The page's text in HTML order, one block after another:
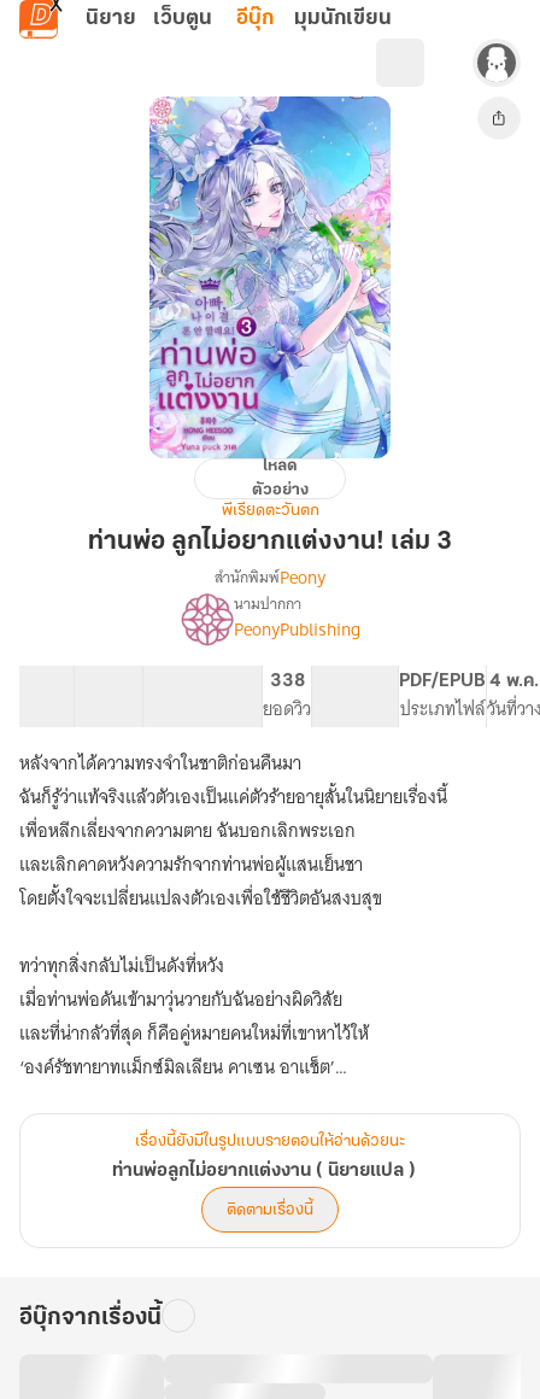
ข้ามไปยังเนื้อหาหลัก
นิยาย เว็บตูน อีบุ๊ก มุมนักเขียน
ลูก
แต่งงาน!
โหลด
ตัวอย่าง
พีเรียดตะวันตก
ท่านพ่อ ลูกไม่อยากแต่งงาน! เล่ม 3
เรื่อง
ท่าน
ลูก
ไม่
แต่งงาน
(
นิยาย
แปล
)
สำนักพิมพ์Peony
นามปากกา
PeonyPublishing
338
ยอดวิว
PDF/EPUB
ประเภทไฟล์
4 พ.ค
วันที่วา
หลังจากได้ความทรงจำในชาติก่อนคืนมา
ฉันก็รู้ว่าแท้จริงแล้วตัวเองเป็นแค่ตัวร้ายอายุสั้นในนิยายเรื่องนี้
เพื่อหลีกเลี่ยงจากความตาย ฉันบอกเลิกพระเอก
และเลิกคาดหวังความรักจากท่านพ่อผู้แสนเย็นชา
โดยตั้งใจจะเปลี่ยนแปลงตัวเองเพื่อใช้ชีวิตอันสงบสุข
ทว่าทุกสิ่งกลับไม่เป็นดังที่หวัง
เมื่อท่านพ่อดันเข้ามาวุ่นวายกับฉันอย่างผิดวิสัย
และที่น่ากลัวที่สุด ก็คือคู่หมายคนใหม่ที่เขาหาไว้ให้
‘องค์รัชทายาทแม็กซ์มิลเลียน คาเซน อาแช็ต’
ไม่นะคะ! ท่านพ่อ! ลูกไม่อยากแต่งงานกับทรราชโรคจิตคนนั้น!
เรื่องนี้ยังมีในรูปแบบรายตอนให้อ่านด้วยนะ
ท่านพ่อลูกไม่อยากแต่งงาน ( นิยายแปล )
ติดตามเรื่องนี้
อีบุ๊กจากเรื่องนี้